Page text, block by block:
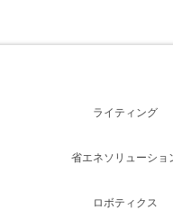
ライティング
省エネソリューショ
ロボティクス